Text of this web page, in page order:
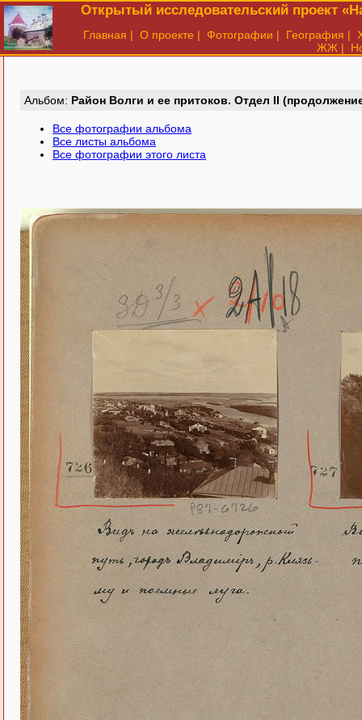
Открытый исследовательский проект
Главная | О проекте | Фотографии | География |
ЖЖ |
Aльбом: Район Волги и ее притоков. Отдел II
Все фотографии альбома
Все листы альбома
Все фотографии этого листа